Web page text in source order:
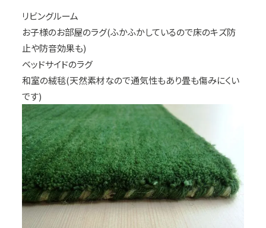
リビングルーム
お子様のお部屋のラグ(ふかふかしているので床のキズ防
止や防音効果も)
ベッドサイドのラグ
和室の絨毯(天然素材なので通気性もあり畳も傷みにくい
です)